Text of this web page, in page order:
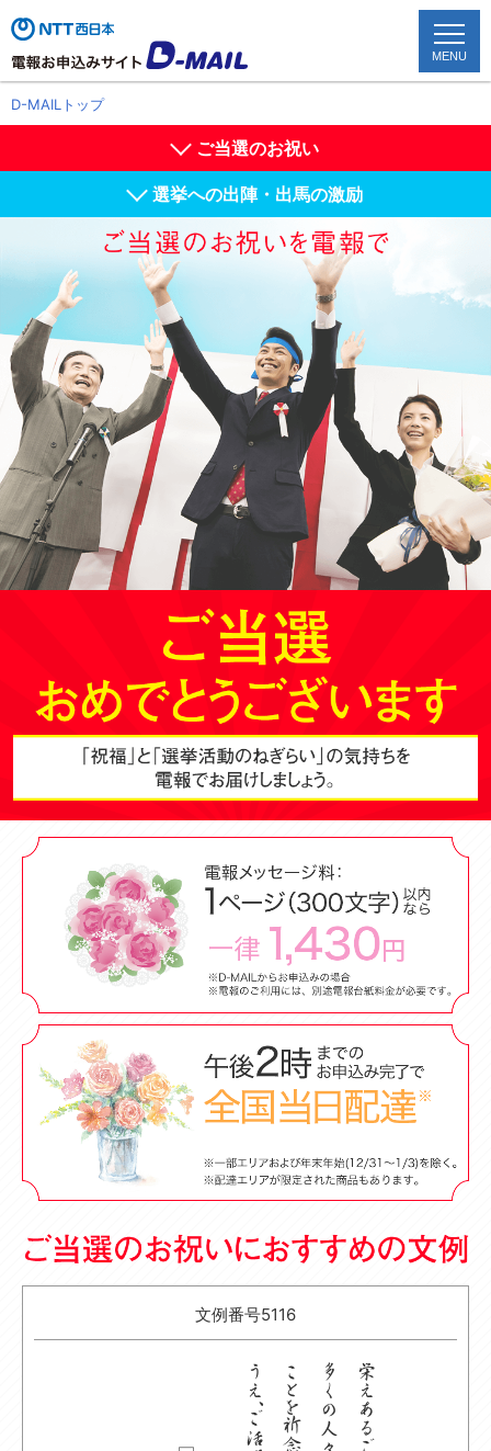
MENU
TOP
かんたん申込み
お祝い電報
お悔やみ電報
文例を見る
シーンから選ぶ
電報コラム
ご利用ガイド
パソコンサイトはこちら
D-MAILトップ
ご当選のお祝い
選挙への出陣・出馬の激励
文例番号5116